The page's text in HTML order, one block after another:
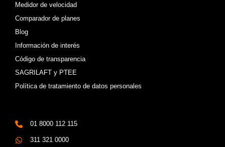
Medidor de velocidad
Comparador de planes
Blog
Información de interés
Código de transparencia
SAGRILAFT y PTEE
Política de tratamiento de datos personales
01 8000 112 115
311 321 0000